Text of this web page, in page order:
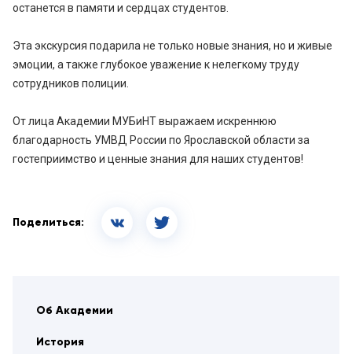
Об Академии
История
останется в памяти и сердцах студентов.
Эта экскурсия подарила не только новые знания, но и живые
эмоции, а также глубокое уважение к нелегкому труду
сотрудников полиции.
От лица Академии МУБиНТ выражаем искреннюю
благодарность УМВД России по Ярославской области за
гостеприимство и ценные знания для наших студентов!
Поделиться: